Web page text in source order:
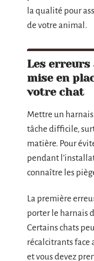
la qualité pour
de votre animal.
Les erreurs
mise en
votre chat
Mettre un
tâche difficile,
matière. Pour
pendant
connaître les
La première
porter le harnais
Certains chats
récalcitrants face
et vous devez